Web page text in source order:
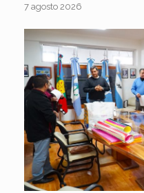
7 agosto 2026